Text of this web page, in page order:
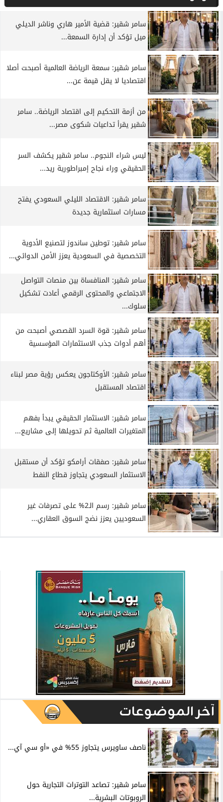
سامر شقير: قضية الأمير هاري وناشر الديلي
ميل تؤكد أن إدارة السمعة...
سامر شقير: سمعة الرياضة العالمية أصبحت أصلا
اقتصاديا لا يقل قيمة عن...
من أزمة التحكيم إلى اقتصاد الرياضة.. سامر
شقير يقرأ تداعيات شكوى مصر...
ليس شراء النجوم.. سامر شقير يكشف السر
الحقيقي وراء نجاح إمبراطورية ريد...
سامر شقير: الاقتصاد الليلي السعودي يفتح
مسارات استثمارية جديدة
سامر شقير: توطين ساندوز لتصنيع الأدوية
التخصصية في السعودية يعزز الأمن الدوائي...
سامر شقير: المنافساة بين منصات التواصل
الاجتماعي والمحتوى الرقمي أعادت تشكيل
سلوك...
سامر شقير: قوة السرد القصصي أصبحت من
أهم أدوات جذب الاستثمارات المؤسسية
سامر شقير: الأوكتاجون يعكس رؤية مصر لبناء
اقتصاد المستقبل
سامر شقير: الاستثمار الحقيقي يبدأ بفهم
المتغيرات العالمية ثم تحويلها إلى مشاريع...
سامر شقير: صفقات أرامكو تؤكد أن مستقبل
الاستثمار السعودي يتجاوز قطاع النفط
سامر شقير: رسم الـ2% على تصرفات غير
السعوديين يعزز نضج السوق العقاري...
آخر الموضوعات
ناصف ساويرس يتجاوز 55% في «أو سي آي...
سامر شقير: تصاعد التوترات التجارية حول
الروبوتات البشرية...